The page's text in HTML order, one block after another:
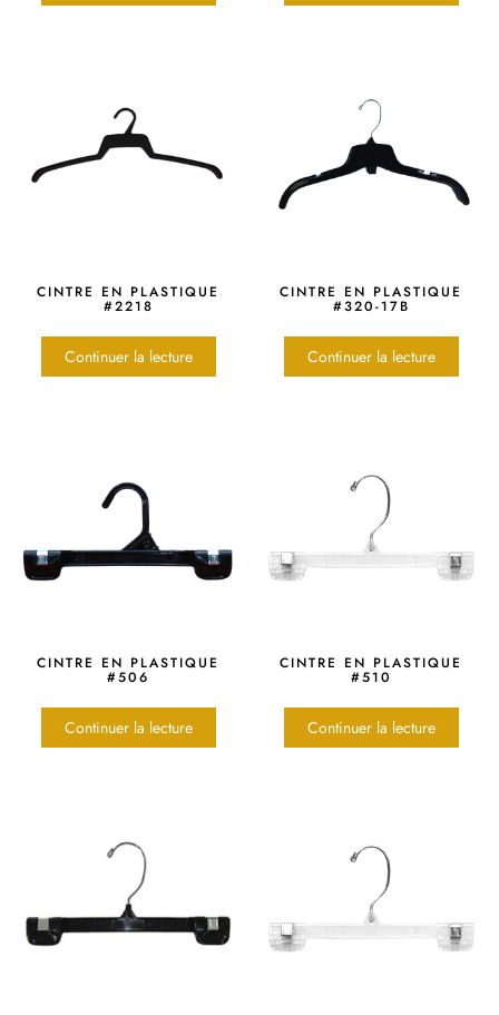
CINTRE EN PLASTIQUE
#2218
Continuer la lecture
CINTRE EN PLASTIQUE
#320-17B
Continuer la lecture
CINTRE EN PLASTIQUE
#506
Continuer la lecture
CINTRE EN PLASTIQUE
#510
Continuer la lecture